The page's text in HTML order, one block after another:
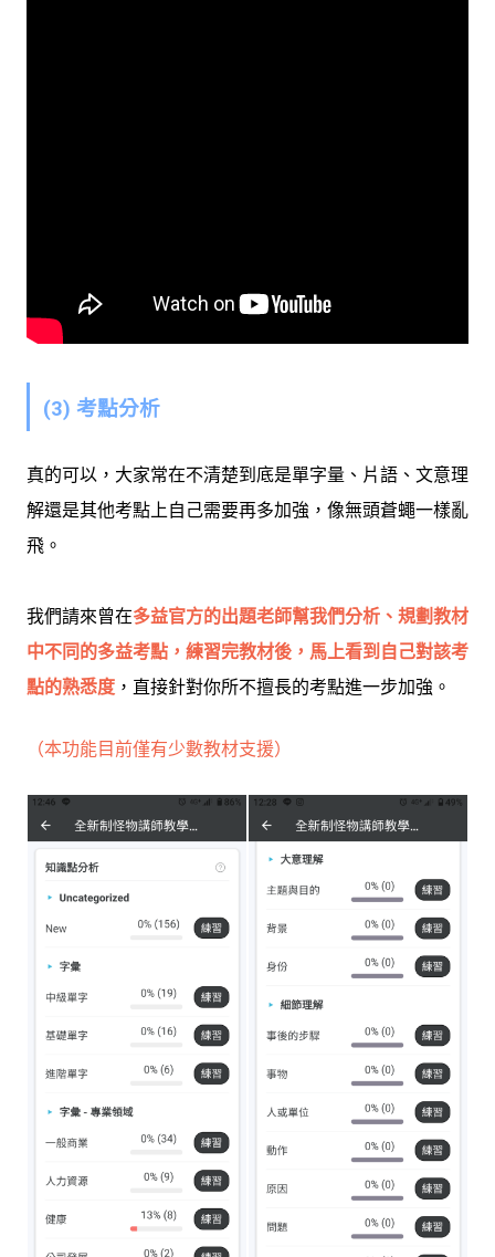
(3) 考點分析
真的可以，大家常在不清楚到底是單字量、片語、文意理
解還是其他考點上自己需要再多加強，像無頭蒼蠅一樣亂
飛。
我們請來曾在多益官方的出題老師幫我們分析、規劃教材
中不同的多益考點，練習完教材後，馬上看到自己對該考
點的熟悉度 ，直接針對你所不擅長的考點進一步加強。
（本功能目前僅有少數教材支援）